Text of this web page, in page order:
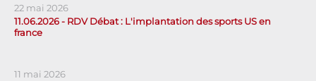
22 mai 2026
11.06.2026 - RDV Débat : L'implantation des sports US en
france
11 mai 2026